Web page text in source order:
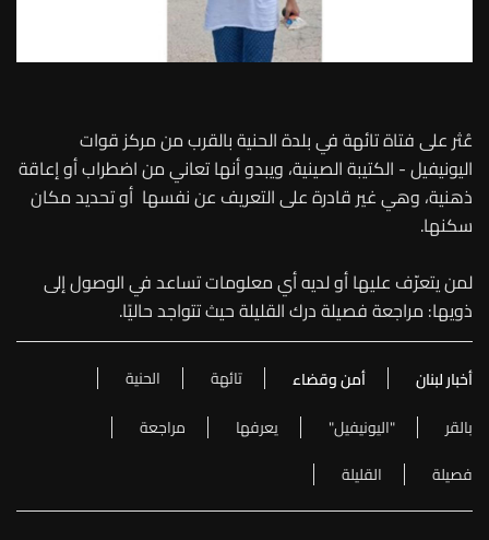
عُثر على فتاة تائهة في بلدة الحنية بالقرب من مركز قوات
اليونيفيل - الكتيبة الصينية، ويبدو أنها تعاني من اضطراب أو إعاقة
ذهنية، وهي غير قادرة على التعريف عن نفسها أو تحديد مكان
سكنها.
لمن يتعرّف عليها أو لديه أي معلومات تساعد في الوصول إلى
ذويها: مراجعة فصيلة درك القليلة حيث تتواجد حاليًا.
أخبار لبنان أمن وقضاء تائهة
الحنية
بالقر
"اليونيفيل" يعرفها
مراجعة
فصيلة
القليلة